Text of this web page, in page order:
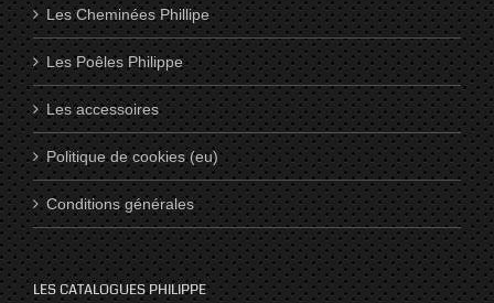
Les Cheminées Phillipe
Les Poêles Philippe
Les accessoires
Politique de cookies (eu)
Conditions générales
LES CATALOGUES PHILIPPE